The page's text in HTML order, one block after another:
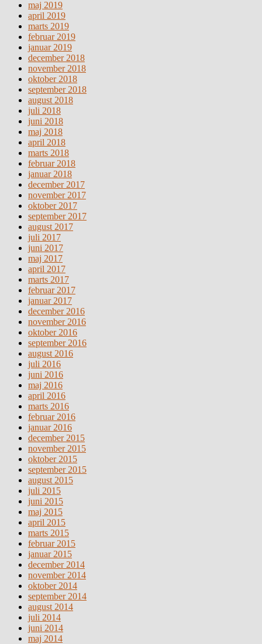
maj 2019
april 2019
marts 2019
februar 2019
januar 2019
december 2018
november 2018
oktober 2018
september 2018
august 2018
juli 2018
juni 2018
maj 2018
april 2018
marts 2018
februar 2018
januar 2018
december 2017
november 2017
oktober 2017
september 2017
august 2017
juli 2017
juni 2017
maj 2017
april 2017
marts 2017
februar 2017
januar 2017
december 2016
november 2016
oktober 2016
september 2016
august 2016
juli 2016
juni 2016
maj 2016
april 2016
marts 2016
februar 2016
januar 2016
december 2015
november 2015
oktober 2015
september 2015
august 2015
juli 2015
juni 2015
maj 2015
april 2015
marts 2015
februar 2015
januar 2015
december 2014
november 2014
oktober 2014
september 2014
august 2014
juli 2014
juni 2014
maj 2014